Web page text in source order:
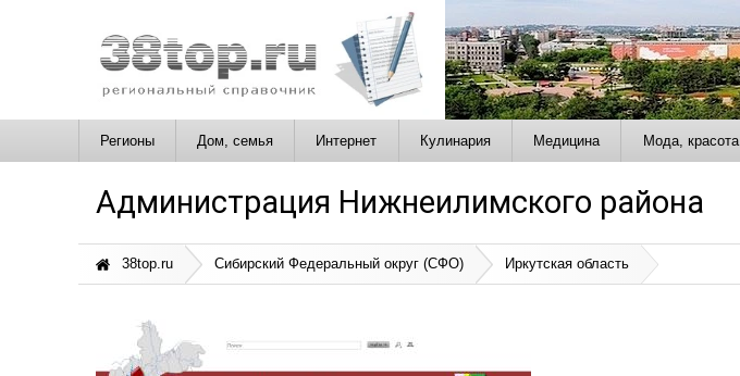
Регионы Дом, семья Интернет Кулинария Медицина Мода, красота
Администрация Нижнеилимского района
38top.ru Сибирский Федеральный округ (СФО) Иркутская область